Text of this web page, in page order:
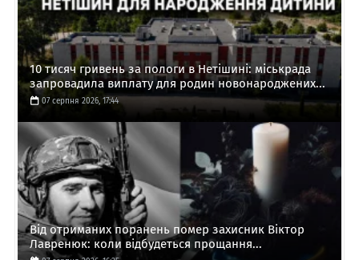
10 тисяч гривень за пологи в Нетішині: міськрада
запровадила виплату для родин новонароджених...
07 серпня 2026, 17:44
Від отриманих поранень помер захисник Віктор
Лавренюк: коли відбудеться прощання...